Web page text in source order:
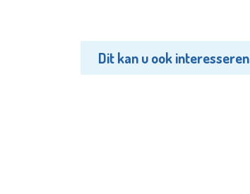
Dit kan u ook interesseren